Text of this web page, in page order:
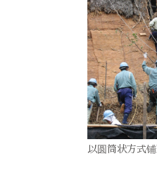
以圆筒状方式